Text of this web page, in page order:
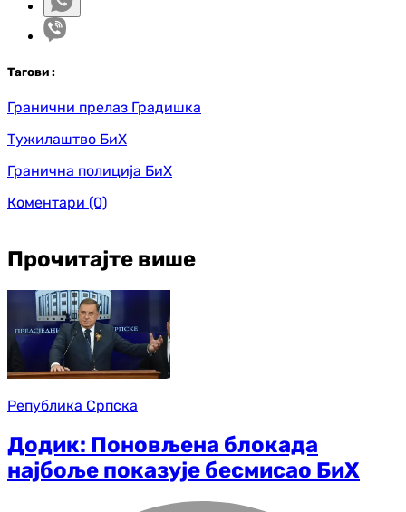
Тагови :
Гранични прелаз Градишка
Тужилаштво БиХ
Гранична полиција БиХ
Коментари (0)
Прочитајте више
Република Српска
Додик: Поновљена блокада
најбоље показује бесмисао БиХ